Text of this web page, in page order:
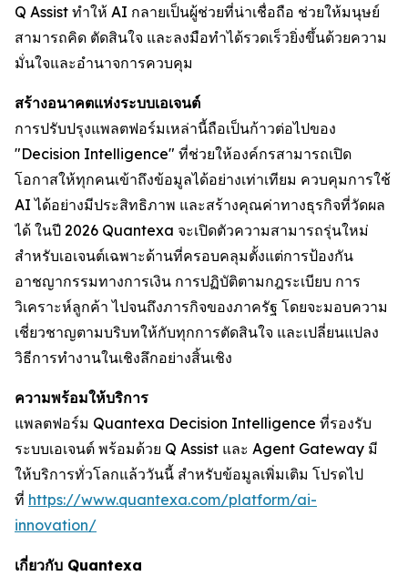
Q Assist ทำให้ AI กลายเป็นผู้ช่วยที่น่าเชื่อถือ ช่วยให้มนุษย์
สามารถคิด ตัดสินใจ และลงมือทำได้รวดเร็วยิ่งขึ้นด้วยความ
มั่นใจและอำนาจการควบคุม
สร้างอนาคตแห่งระบบเอเจนต์
การปรับปรุงแพลตฟอร์มเหล่านี้ถือเป็นก้าวต่อไปของ
"Decision Intelligence" ที่ช่วยให้องค์กรสามารถเปิด
โอกาสให้ทุกคนเข้าถึงข้อมูลได้อย่างเท่าเทียม ควบคุมการใช้
AI ได้อย่างมีประสิทธิภาพ และสร้างคุณค่าทางธุรกิจที่วัดผล
ได้ ในปี 2026 Quantexa จะเปิดตัวความสามารถรุ่นใหม่
สำหรับเอเจนต์เฉพาะด้านที่ครอบคลุมตั้งแต่การป้องกัน
อาชญากรรมทางการเงิน การปฏิบัติตามกฎระเบียบ การ
วิเคราะห์ลูกค้า ไปจนถึงภารกิจของภาครัฐ โดยจะมอบความ
เชี่ยวชาญตามบริบทให้กับทุกการตัดสินใจ และเปลี่ยนแปลง
วิธีการทำงานในเชิงลึกอย่างสิ้นเชิง
ความพร้อมให้บริการ
แพลตฟอร์ม Quantexa Decision Intelligence ที่รองรับ
ระบบเอเจนต์ พร้อมด้วย Q Assist และ Agent Gateway มี
ให้บริการทั่วโลกแล้ววันนี้ สำหรับข้อมูลเพิ่มเติม โปรดไป
ที่ https://www.quantexa.com/platform/ai-
innovation/
เกี่ยวกับ Quantexa